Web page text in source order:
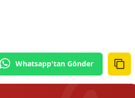
Whatsapp'tan Gönder